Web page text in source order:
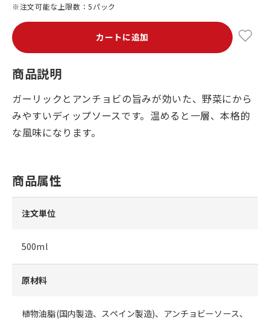
※注文可能な上限数：5パック
カートに追加
商品説明
ガーリックとアンチョビの旨みが効いた、野菜にから
みやすいディップソースです。温めると一層、本格的
な風味になります。
商品属性
注文単位
500ml
原材料
植物油脂(国内製造、スペイン製造)、アンチョビーソース、